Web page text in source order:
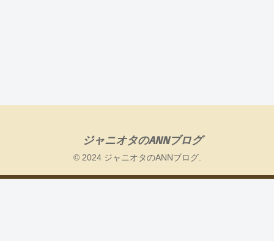
ジャニオタのANNブログ
© 2024 ジャニオタのANNブログ.